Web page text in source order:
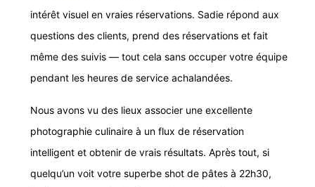
intérêt visuel en vraies réservations. Sadie répond aux
questions des clients, prend des réservations et fait
même des suivis — tout cela sans occuper votre équipe
pendant les heures de service achalandées.
Nous avons vu des lieux associer une excellente
photographie culinaire à un flux de réservation
intelligent et obtenir de vrais résultats. Après tout, si
quelqu’un voit votre superbe shot de pâtes à 22h30,